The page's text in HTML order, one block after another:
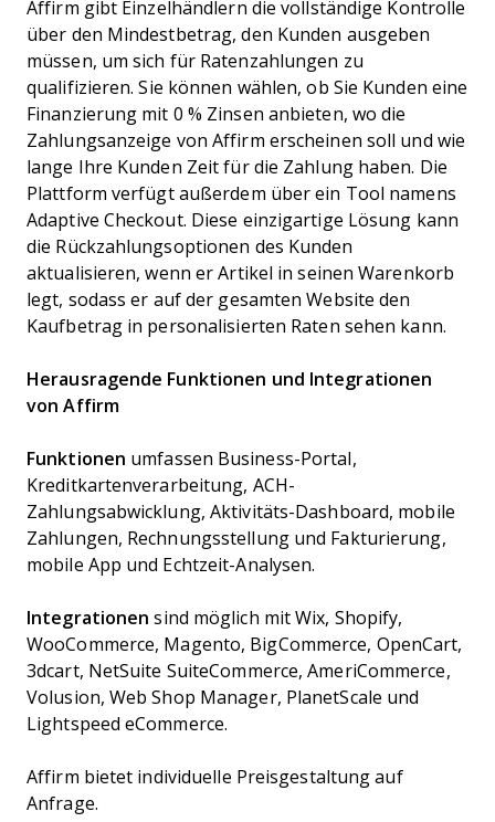
Affirm gibt Einzelhändlern die vollständige Kontrolle
über den Mindestbetrag, den Kunden ausgeben
müssen, um sich für Ratenzahlungen zu
qualifizieren. Sie können wählen, ob Sie Kunden eine
Finanzierung mit 0 % Zinsen anbieten, wo die
Zahlungsanzeige von Affirm erscheinen soll und wie
lange Ihre Kunden Zeit für die Zahlung haben. Die
Plattform verfügt außerdem über ein Tool namens
Adaptive Checkout. Diese einzigartige Lösung kann
die Rückzahlungsoptionen des Kunden
aktualisieren, wenn er Artikel in seinen Warenkorb
legt, sodass er auf der gesamten Website den
Kaufbetrag in personalisierten Raten sehen kann.
Herausragende Funktionen und Integrationen
von Affirm
Funktionen umfassen Business-Portal,
Kreditkartenverarbeitung, ACH-
Zahlungsabwicklung, Aktivitäts-Dashboard, mobile
Zahlungen, Rechnungsstellung und Fakturierung,
mobile App und Echtzeit-Analysen.
Integrationen sind möglich mit Wix, Shopify,
WooCommerce, Magento, BigCommerce, OpenCart,
3dcart, NetSuite SuiteCommerce, AmeriCommerce,
Volusion, Web Shop Manager, PlanetScale und
Lightspeed eCommerce.
Affirm bietet individuelle Preisgestaltung auf
Anfrage.